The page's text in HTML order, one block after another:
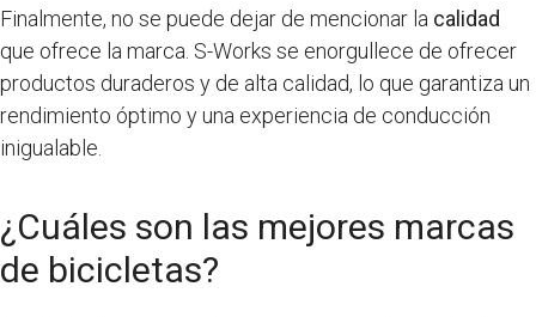
Finalmente, no se puede dejar de mencionar la calidad
que ofrece la marca. S-Works se enorgullece de ofrecer
productos duraderos y de alta calidad, lo que garantiza un
rendimiento óptimo y una experiencia de conducción
inigualable.
¿Cuáles son las mejores marcas
de bicicletas?